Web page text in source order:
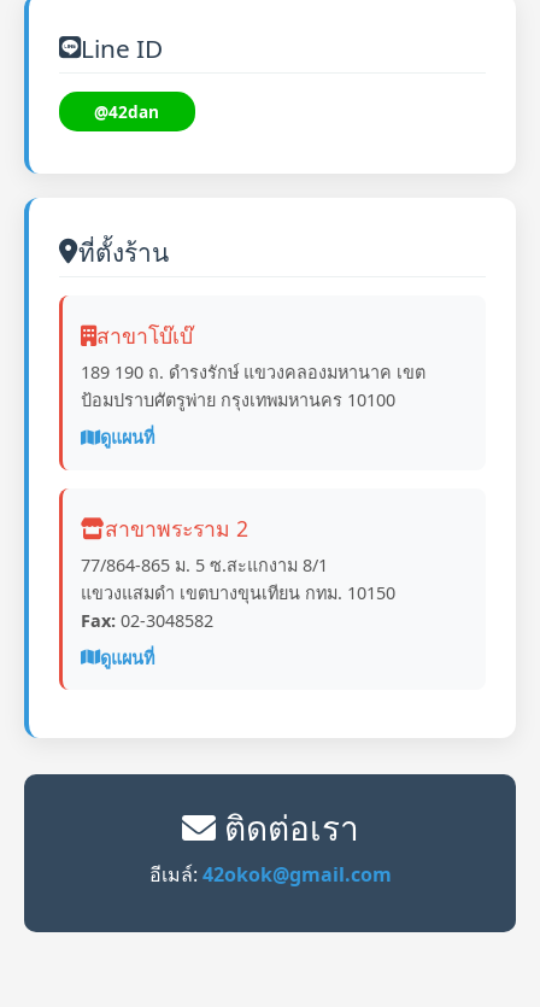
Line ID
@42dan
ที่ตั้งร้าน
สาขาโบ๊เบ๊
189 190 ถ. ดำรงรักษ์ แขวงคลองมหานาค เขต
ป้อมปราบศัตรูพ่าย กรุงเทพมหานคร 10100
ดูแผนที่
สาขาพระราม 2
77/864-865 ม. 5 ซ.สะแกงาม 8/1
แขวงแสมดำ เขตบางขุนเทียน กทม. 10150
Fax: 02-3048582
ดูแผนที่
ติดต่อเรา
อีเมล์: 42okok@gmail.com